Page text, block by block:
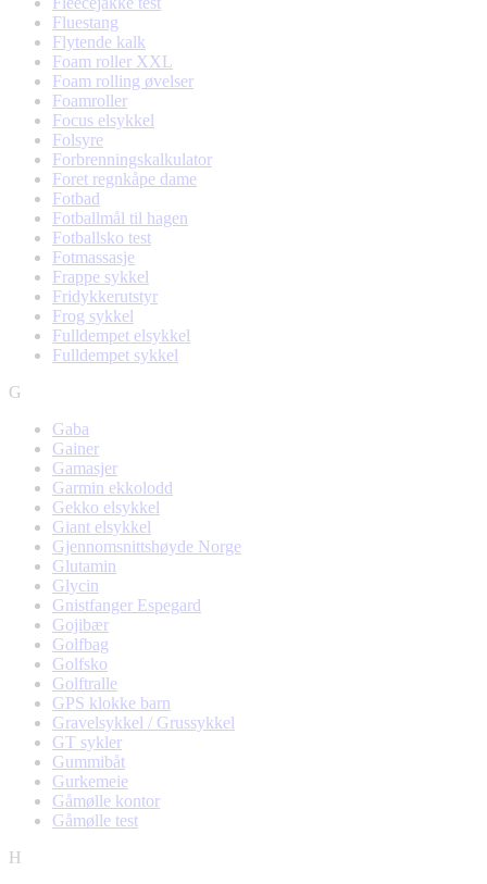
Fluestang
Flytende kalk
Foam roller XXL
Foam rolling øvelser
Foamroller
Focus elsykkel
Folsyre
Forbrenningskalkulator
Foret regnkåpe dame
Fotbad
Fotballmål til hagen
Fotballsko test
Fotmassasje
Frappe sykkel
Fridykkerutstyr
Frog sykkel
Fulldempet elsykkel
Fulldempet sykkel
G
Gaba
Gainer
Gamasjer
Garmin ekkolodd
Gekko elsykkel
Giant elsykkel
Gjennomsnittshøyde Norge
Glutamin
Glycin
Gnistfanger Espegard
Gojibær
Golfbag
Golfsko
Golftralle
GPS klokke barn
Gravelsykkel / Grussykkel
GT sykler
Gummibåt
Gurkemeie
Gåmølle kontor
Gåmølle test
H